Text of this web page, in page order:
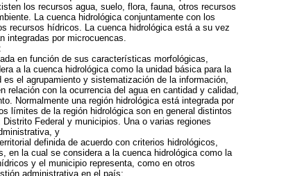
los recursos agua, suelo, flora, fauna, otros recursos
La cuenca hidrológica conjuntamente con los
recursos hídricos. La cuenca hidrológica está a su vez
integradas por microcuencas.
en función de sus características morfológicas,
a la cuenca hidrológica como la unidad básica para la
el agrupamiento y sistematización de la información,
relación con la ocurrencia del agua en cantidad y calidad,
Normalmente una región hidrológica está integrada por
límites de la región hidrológica son en general distintos
Federal y municipios. Una o varias regiones
y
definida de acuerdo con criterios hidrológicos,
en la cual se considera a la cuenca hidrológica como la
y el municipio representa, como en otros
administrativa en el país;